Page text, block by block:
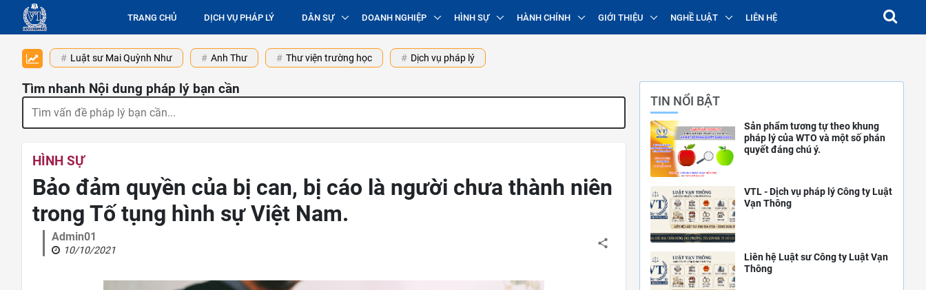
TRANG CHỦ DỊCH VỤ PHÁP LÝ DÂN SỰ DOANH NGHIỆP HÌNH SỰ HÀNH CHÍNH GIỚI THIỆU NGHỀ LUẬT LIÊN HỆ
Luật sư Mai Quỳnh Như Anh Thư Thư viện trường học Dịch vụ pháp lý
Tìm nhanh Nội dung pháp lý bạn cần
HÌNH SỰ
Bảo đảm quyền của bị can, bị cáo là người chưa thành niên
trong Tố tụng hình sự Việt Nam.
Admin01
10/10/2021
TIN NỔI BẬT
Sản phẩm tương tự theo khung
pháp lý của WTO và một số phán
quyết đáng chú ý.
VTL - Dịch vụ pháp lý Công ty Luật
Vạn Thông
Liên hệ Luật sư Công ty Luật Vạn
Thông